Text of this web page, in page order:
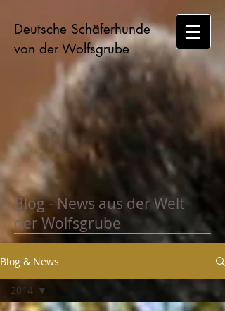
Deutsche Schäferhunde
von der Wolfsgrube
Blog - News aus der Welt
der Wolfsgrube
Blog & News
2014